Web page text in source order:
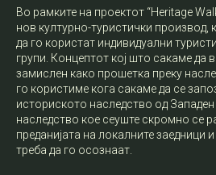
Во рамките на проектот “Heritage
нов културно-туристички производ,
да го користат индивидуални
групи. Концептот кој што сакаме да
замислен како прошетка преку
го користиме кога сакаме да се
историското наследство од
наследство кое сеуште скромно се
преданијата на локалните заедници
треба да го осознаат.